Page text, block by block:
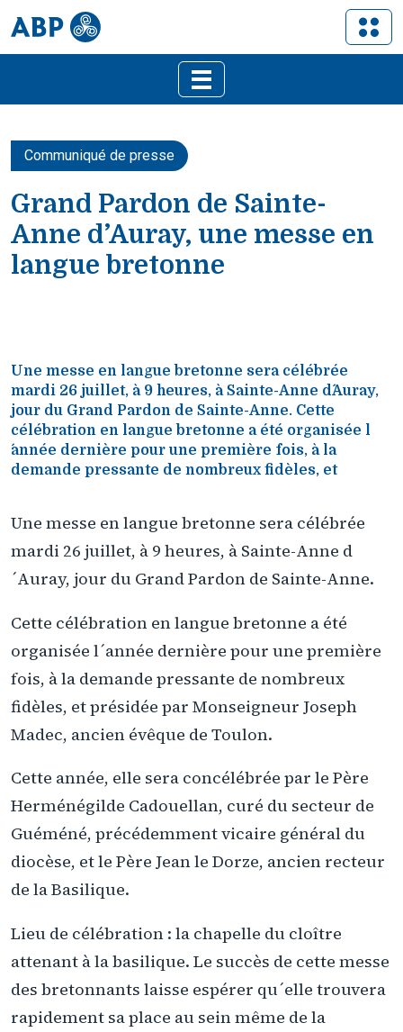
Communiqué de presse
Grand Pardon de Sainte-
Anne d’Auray, une messe en
langue bretonne
Une messe en langue bretonne sera célébrée
mardi 26 juillet, à 9 heures, à Sainte-Anne d´Auray,
jour du Grand Pardon de Sainte-Anne. Cette
célébration en langue bretonne a été organisée l
´année dernière pour une première fois, à la
demande pressante de nombreux fidèles, et
Une messe en langue bretonne sera célébrée
mardi 26 juillet, à 9 heures, à Sainte-Anne d
´Auray, jour du Grand Pardon de Sainte-Anne.
Cette célébration en langue bretonne a été
organisée l´année dernière pour une première
fois, à la demande pressante de nombreux
fidèles, et présidée par Monseigneur Joseph
Madec, ancien évêque de Toulon.
Cette année, elle sera concélébrée par le Père
Herménégilde Cadouellan, curé du secteur de
Guéméné, précédemment vicaire général du
diocèse, et le Père Jean le Dorze, ancien recteur
de la Basilique.
Lieu de célébration : la chapelle du cloître
attenant à la basilique. Le succès de cette messe
des bretonnants laisse espérer qu´elle trouvera
rapidement sa place au sein même de la